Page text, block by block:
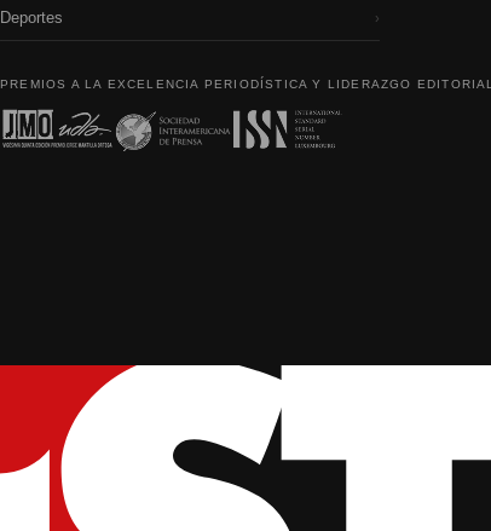
Deportes ›
PREMIOS A LA EXCELENCIA PERIODÍSTICA Y LIDERAZGO EDITORIAL